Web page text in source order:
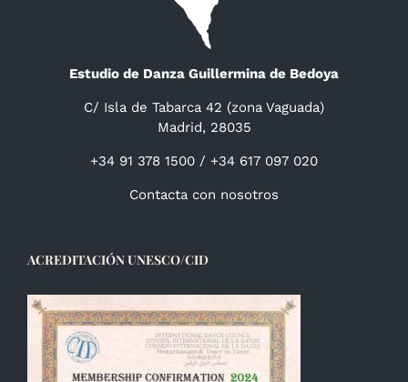
Estudio de Danza Guillermina de Bedoya
C/ Isla de Tabarca 42 (zona Vaguada)
Madrid, 28035
+34 91 378 1500 / +34 617 097 020
Contacta con nosotros
ACREDITACIÓN UNESCO/CID